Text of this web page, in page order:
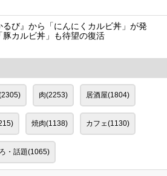
るび』から「にんにくカルビ丼」が発
豚カルビ丼」も待望の復活
肉(2253) 居酒屋(1804)
焼肉(1138) カフェ(1130)
・話題(1065)